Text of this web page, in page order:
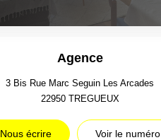
Agence
3 Bis Rue Marc Seguin Les Arcades
22950 TREGUEUX
Nous écrire Voir le numéro